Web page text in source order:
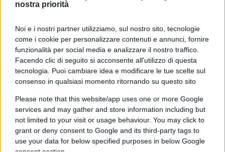
nostra priorità
Noi e i nostri partner utilizziamo, sul nostro sito, tecnologie
come i cookie per personalizzare contenuti e annunci, fornire
funzionalità per social media e analizzare il nostro traffico.
Facendo clic di seguito si acconsente all'utilizzo di questa
tecnologia. Puoi cambiare idea e modificare le tue scelte sul
consenso in qualsiasi momento ritornando su questo sito
Please note that this website/app uses one or more Google
services and may gather and store information including but
not limited to your visit or usage behaviour. You may click to
grant or deny consent to Google and its third-party tags to
use your data for below specified purposes in below Google
palle, ci seccano le grandi e le piccole labbra’” e,
ovviamente, diDonald Trump? Direte: che
c’azzecca? Boh. Però per l’autore pare sia The
Donald la “sgradevole icona di questa vecchia
epoca di avidità famelica” che emana un “cocktail
tossico di narcisismo, aggressività, ignoranza
adolescenziale fallocentrico”. Bah.